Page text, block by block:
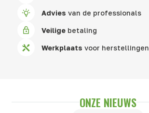
Advies van de professionals
Veilige betaling
Werkplaats voor herstellingen
ONZE NIEUWS